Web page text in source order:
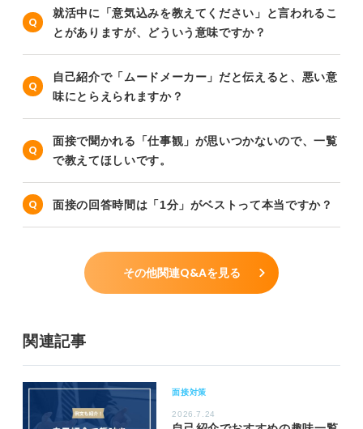
就活中に「意気込みを教えてください」と言われるこ
とがありますが、どういう意味ですか？
自己紹介で「ムードメーカー」だと伝えると、悪い意
味にとらえられますか？
面接で聞かれる「仕事観」が思いつかないので、一覧
で教えてほしいです。
面接の回答時間は「1分」がベストって本当ですか？
その他関連Q&Aを見る
関連記事
面接対策
2026.7.24